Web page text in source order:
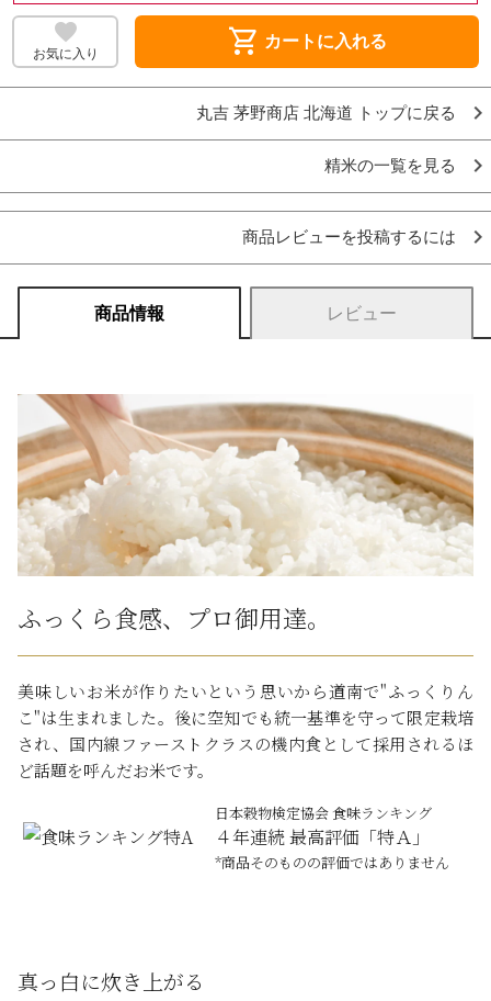
お気に入り shopping_cart カートに入れる
丸吉 茅野商店 北海道 トップに戻る
精米の一覧を見る
商品レビューを投稿するには
商品情報 レビュー
ふっくら食感、プロ御用達。
美味しいお米が作りたいという思いから道南で"ふっくりん
こ"は生まれました。後に空知でも統一基準を守って限定栽培
され、国内線ファーストクラスの機内食として採用されるほ
ど話題を呼んだお米です。
日本穀物検定協会 食味ランキング
４年連続 最高評価「特Ａ」
*商品そのものの評価ではありません
真っ白に炊き上がる